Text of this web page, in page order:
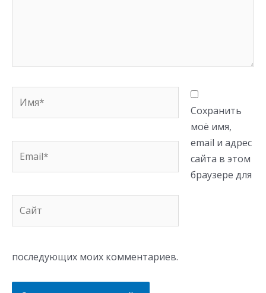
Сохранить
моё имя,
email и адрес
сайта в этом
браузере для
последующих моих комментариев.